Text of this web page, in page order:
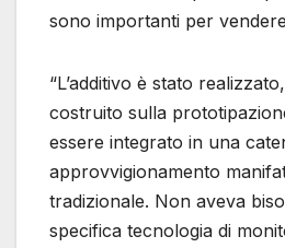
sono importanti per
“L’additivo è stato
costruito sulla
essere integrato in una
approvvigionamento
tradizionale. Non aveva
specifica tecnologia di